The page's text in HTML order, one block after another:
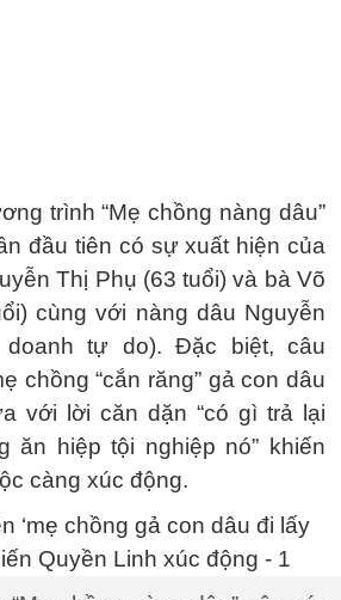
trình “Mẹ chồng nàng dâu”
đầu tiên có sự xuất hiện của
Thị Phụ (63 tuổi) và bà Võ
cùng với nàng dâu Nguyễn
doanh tự do). Đặc biệt, câu
chồng “cắn răng” gả con dâu
với lời căn dặn “có gì trả lại
ăn hiệp tội nghiệp nó” khiến
càng xúc động.